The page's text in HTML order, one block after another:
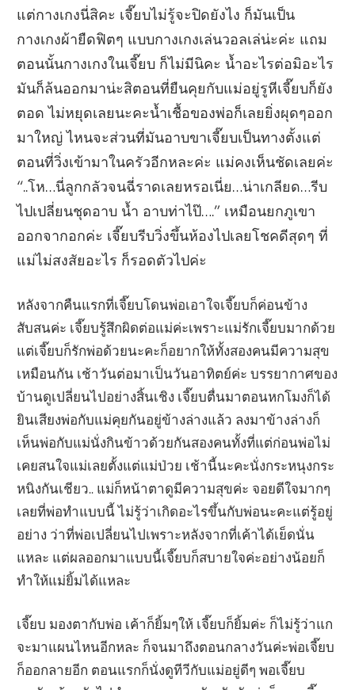
แต่กางเกงนี่สิคะ เจี๊ยบไม่รู้จะปิดยังไง ก็มันเป็น
กางเกงผ้ายืดฟิตๆ แบบกางเกงเล่นวอลเล่น่ะค่ะ แถม
ตอนนั้นกางเกงในเจี๊ยบ ก็ไม่มีนิคะ น้ำอะไรต่อมิอะไร
มันก็ล้นออกมาน่ะสิตอนที่ยืนคุยกับแม่อยู่รูหีเจี๊ยบก็ยัง
ตอด ไม่หยุดเลยนะคะน้ำเชื้อของพ่อก็เลยยิ่งผุดๆออก
มาใหญ่ ไหนจะส่วนที่มันอาบขาเจี๊ยบเป็นทางตั้งแต่
ตอนที่วิ่งเข้ามาในครัวอีกหละค่ะ แม่คงเห็นชัดเลยค่ะ
“..โห…นี่ลูกกลัวจนฉี่ราดเลยหรอเนี่ย…น่าเกลียด…รีบ
ไปเปลี่ยนชุดอาบ น้ำ อาบท่าไป๊….” เหมือนยกภูเขา
ออกจากอกค่ะ เจี๊ยบรีบวิ่งขึ้นห้องไปเลยโชคดีสุดๆ ที่
แม่ไม่สงสัยอะไร ก็รอดตัวไปค่ะ
หลังจากคืนแรกที่เจี๊ยบโดนพ่อเอาใจเจี๊ยบก็ค่อนข้าง
สับสนค่ะ เจี๊ยบรู้สึกผิดต่อแม่ค่ะเพราะแม่รักเจี๊ยบมากด้วย
แต่เจี๊ยบก็รักพ่อด้วยนะคะก็อยากให้ทั้งสองคนมีความสุข
เหมือนกัน เช้าวันต่อมาเป็นวันอาทิตย์ค่ะ บรรยากาศของ
บ้านดูเปลี่ยนไปอย่างสิ้นเชิง เจี๊ยบตื่นมาตอนหกโมงก็ได้
ยินเสียงพ่อกับแม่คุยกันอยู่ข้างล่างแล้ว ลงมาข้างล่างก็
เห็นพ่อกับแม่นั่งกินข้าวด้วยกันสองคนทั้งที่แต่ก่อนพ่อไม่
เคยสนใจแม่เลยตั้งแต่แม่ป่วย เช้านี้นะคะนั่งกระหนุงกระ
หนิงกันเชียว.. แม่ก็หน้าตาดูมีความสุขค่ะ จอยดีใจมากๆ
เลยที่พ่อทำแบบนี้ ไม่รู้ว่าเกิดอะไรขึ้นกับพ่อนะคะแต่รู้อยู่
อย่าง ว่าที่พ่อเปลี่ยนไปเพราะหลังจากที่เค้าได้เย็ดนั่น
แหละ แต่ผลออกมาแบบนี้เจี๊ยบก็สบายใจค่ะอย่างน้อยก็
ทำให้แม่ยิ้มได้แหละ
เจี๊ยบ มองตากับพ่อ เค้าก็ยิ้มๆให้ เจี๊ยบก็ยิ้มค่ะ ก็ไม่รู้ว่าแก
จะมาแผนไหนอีกหละ ก็จนมาถึงตอนกลางวันค่ะพ่อเจี๊ยบ
ก็ออกลายอีก ตอนแรกก็นั่งดูทีวีกับแม่อยู่ดีๆ พอเจี๊ยบ